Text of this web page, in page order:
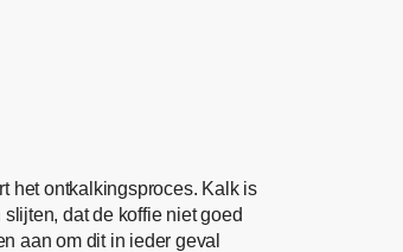
het ontkalkingsproces. Kalk is
slijten, dat de koffie niet goed
aan om dit in ieder geval